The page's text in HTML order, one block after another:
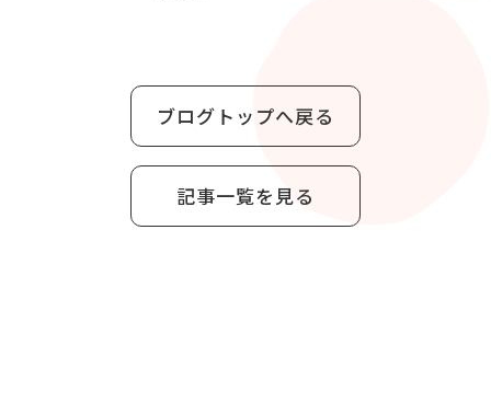
ブログトップへ戻る
記事一覧を見る